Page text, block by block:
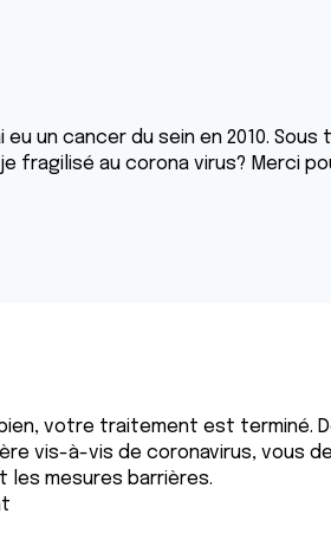
eu un cancer du sein en 2010.
fragilisé au corona virus? Merci
votre traitement est terminé.
vis-à-vis de coronavirus, vous
les mesures barrières.